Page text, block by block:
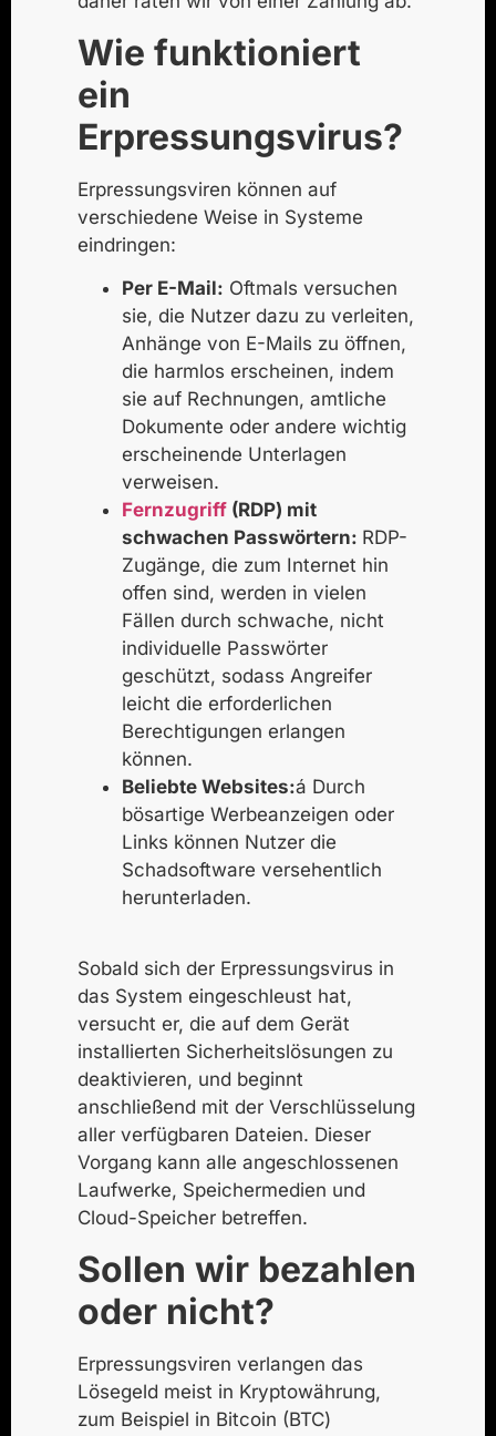
Wie funktioniert
ein
Erpressungsvirus?
Erpressungsviren können auf
verschiedene Weise in Systeme
eindringen:
Per E-Mail: Oftmals versuchen
sie, die Nutzer dazu zu verleiten,
Anhänge von E-Mails zu öffnen,
die harmlos erscheinen, indem
sie auf Rechnungen, amtliche
Dokumente oder andere wichtig
erscheinende Unterlagen
verweisen.
Fernzugriff (RDP) mit
schwachen Passwörtern: RDP-
Zugänge, die zum Internet hin
offen sind, werden in vielen
Fällen durch schwache, nicht
individuelle Passwörter
geschützt, sodass Angreifer
leicht die erforderlichen
Berechtigungen erlangen
können.
Beliebte Websites:á Durch
bösartige Werbeanzeigen oder
Links können Nutzer die
Schadsoftware versehentlich
herunterladen.
Sobald sich der Erpressungsvirus in
das System eingeschleust hat,
versucht er, die auf dem Gerät
installierten Sicherheitslösungen zu
deaktivieren, und beginnt
anschließend mit der Verschlüsselung
aller verfügbaren Dateien. Dieser
Vorgang kann alle angeschlossenen
Laufwerke, Speichermedien und
Cloud-Speicher betreffen.
Sollen wir bezahlen
oder nicht?
Erpressungsviren verlangen das
Lösegeld meist in Kryptowährung,
zum Beispiel in Bitcoin (BTC)